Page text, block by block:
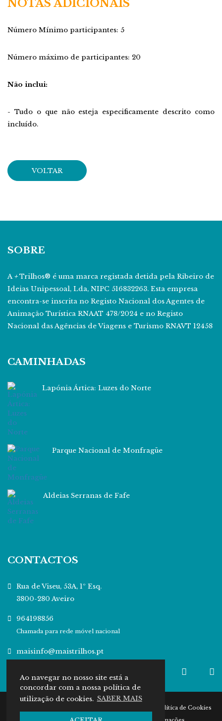
Ao navegar no nosso site está a
concordar com a nossa política de
utilização de cookies. SABER MAIS
NOTAS ADICIONAIS
Número Mínimo participantes: 5
Número máximo de participantes: 20
Não inclui:
- Tudo o que não esteja especificamente descrito como
incluído.
VOLTAR
SOBRE
A+Trilhos® é uma marca registada detida pela Ribeiro de
Ideias Unipessoal, Lda, NIPC 516832263. Esta empresa
encontra-se inscrita no Registo Nacional dos Agentes de
Animação Turística RNAAT 478/2024 e no Registo
Nacional das Agências de Viagens e Turismo RNAVT 12458
CAMINHADAS
Lapónia Ártica: Luzes do Norte
Parque Nacional de Monfragüe
Aldeias Serranas de Fafe
CONTACTOS
Rua de Viseu, 53A, 1º Esq.
3800-280 Aveiro
964198856
Chamada para rede móvel nacional
maisinfo@maistrilhos.pt
Política de Cookies